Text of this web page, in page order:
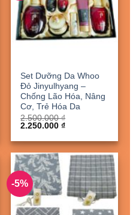
Set Dưỡng Da Whoo
Đỏ Jinyulhyang –
Chống Lão Hóa, Nâng
Cơ, Trẻ Hóa Da
2.500.000₫
Giá
là:
2.500.000 ₫.
2.250.000₫Giá
tại
là:
2.250.000 ₫.
-5%